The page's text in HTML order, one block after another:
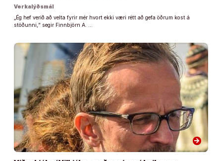
Verkalýðsmál
„Ég hef verið að velta fyrir mér hvort ekki væri rétt að gefa öðrum kost á
stöðunni,“ segir Finnbjörn A. …
arrow_forward